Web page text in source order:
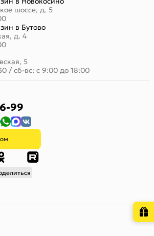
шоссе, д. 5
в Бутово
д. 4
5
/ сб-вс: с 9:00 до 18:00
99